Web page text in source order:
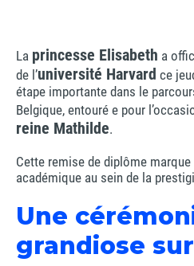
La princesse Elisabeth a
de l’université Harvard ce
étape importante dans le
Belgique, entouré e pour
reine Mathilde.
Cette remise de diplôme
académique au sein de la
Une
grandiose